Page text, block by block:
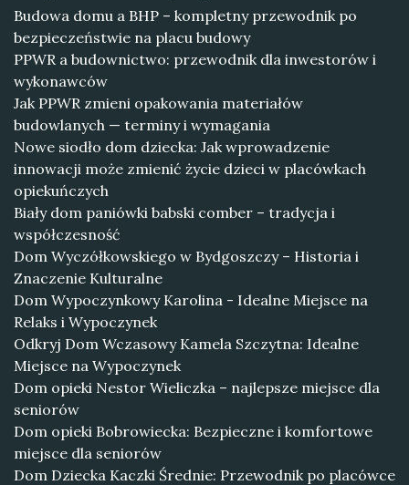
Budowa domu a BHP – kompletny przewodnik po
bezpieczeństwie na placu budowy
PPWR a budownictwo: przewodnik dla inwestorów i
wykonawców
Jak PPWR zmieni opakowania materiałów
budowlanych — terminy i wymagania
Nowe siodło dom dziecka: Jak wprowadzenie
innowacji może zmienić życie dzieci w placówkach
opiekuńczych
Biały dom paniówki babski comber – tradycja i
współczesność
Dom Wyczółkowskiego w Bydgoszczy – Historia i
Znaczenie Kulturalne
Dom Wypoczynkowy Karolina - Idealne Miejsce na
Relaks i Wypoczynek
Odkryj Dom Wczasowy Kamela Szczytna: Idealne
Miejsce na Wypoczynek
Dom opieki Nestor Wieliczka – najlepsze miejsce dla
seniorów
Dom opieki Bobrowiecka: Bezpieczne i komfortowe
miejsce dla seniorów
Dom Dziecka Kaczki Średnie: Przewodnik po placówce